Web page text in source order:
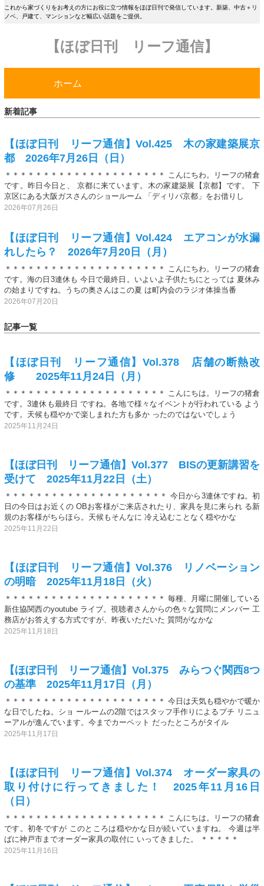
これから家づくりをお考えの方にお役に立つ情報をほぼ日刊で発信しています。新築、中古＋リ
ノベ、戸建て、マンションなど幅広い話題をご提供。
【ほぼ日刊 リーフ通信】
ホーム
新着記事
【ほぼ日刊 リーフ通信】Vol.425 木の家建築展京
都 2026年7月26日（日）
＊＊＊＊＊＊＊＊＊＊＊＊＊＊＊＊＊＊＊＊＊ こんにちわ。リーフの猪倉
です。昨日今日と、 京都に来ています。木の家建築展【京都】です。 下
京区にある大阪ガスさんのショールーム 「ディリパ京都」をお借りし
2026年07月26日
【ほぼ日刊 リーフ通信】Vol.424 エアコンが水漏
れしたら？ 2026年7月20日（月）
＊＊＊＊＊＊＊＊＊＊＊＊＊＊＊＊＊＊＊＊＊ こんにちわ。リーフの猪倉
です。海の日3連休も 今日で最終日。いよいよ子供たちにとっては 夏休み
の始まりですね。うちの奥さんはこの夏 は町内会のラジオ体操当番
2026年07月20日
記事一覧
【ほぼ日刊 リーフ通信】Vol.378 店舗の断熱改
修 2025年11月24日（月）
＊＊＊＊＊＊＊＊＊＊＊＊＊＊＊＊＊＊＊＊＊ こんにちは。リーフの猪倉
です。3連休も最終日 ですね。各地で様々なイベントが行われている よう
です。天候も穏やかで楽しまれた方も多か ったのではないでしょう
2025年11月24日
【ほぼ日刊 リーフ通信】Vol.377 BISの更新講習を
受けて 2025年11月22日（土）
＊＊＊＊＊＊＊＊＊＊＊＊＊＊＊＊＊＊＊＊＊ 今日から3連休ですね。初
日の今日はお近くの OBお客様がご来店されたり、家具を見に来られ る新
規のお客様がちらほら。天候もそんなに 冷え込むことなく穏やかな
2025年11月22日
【ほぼ日刊 リーフ通信】Vol.376 リノベーション
の明暗 2025年11月18日（火）
＊＊＊＊＊＊＊＊＊＊＊＊＊＊＊＊＊＊＊＊＊ 毎種、月曜に開催している
新住協関西のyoutube ライブ。視聴者さんからの色々な質問にメンバー 工
務店がお答えする方式ですが、昨夜いただいた 質問がなかな
2025年11月18日
【ほぼ日刊 リーフ通信】Vol.375 みらつぐ関西8つ
の基準 2025年11月17日（月）
＊＊＊＊＊＊＊＊＊＊＊＊＊＊＊＊＊＊＊＊＊ 今日は天気も穏やかで暖か
な日でしたね。ショ ールームの2階ではスタッフ手作りによるプチ リニュ
ーアルが進んでいます。今までカーペット だったところがタイル
2025年11月17日
【ほぼ日刊 リーフ通信】Vol.374 オーダー家具の
取り付けに行ってきました！ 2025年11月16日
（日）
＊＊＊＊＊＊＊＊＊＊＊＊＊＊＊＊＊＊＊＊＊ こんにちは。リーフの猪倉
です。初冬ですが このところは穏やかな日が続いていますね。 今週は半
ばに神戸市までオーダー家具の取付に いってきました。 ＊＊＊＊＊
2025年11月16日